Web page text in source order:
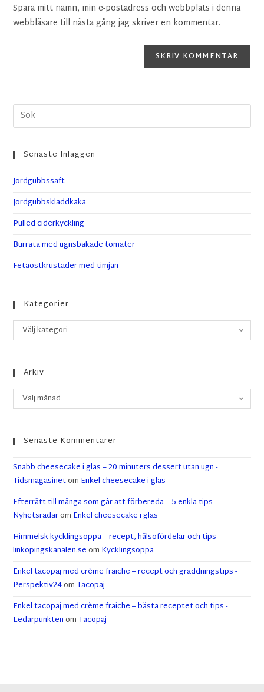
Spara mitt namn, min e-postadress och webbplats i denna
webbläsare till nästa gång jag skriver en kommentar.
Senaste Inläggen
Jordgubbssaft
Jordgubbskladdkaka
Pulled ciderkyckling
Burrata med ugnsbakade tomater
Fetaostkrustader med timjan
Kategorier
Välj kategori
Arkiv
Välj månad
Senaste Kommentarer
Snabb cheesecake i glas – 20 minuters dessert utan ugn -
Tidsmagasinetom Enkel cheesecake i glas
Efterrätt till många som går att förbereda – 5 enkla tips -
Nyhetsradarom Enkel cheesecake i glas
Himmelsk kycklingsoppa – recept, hälsofördelar och tips -
linkopingskanalen.seom Kycklingsoppa
Enkel tacopaj med crème fraiche – recept och gräddningstips -
Perspektiv24omTacopaj
Enkel tacopaj med crème fraiche – bästa receptet och tips -
LedarpunktenomTacopaj